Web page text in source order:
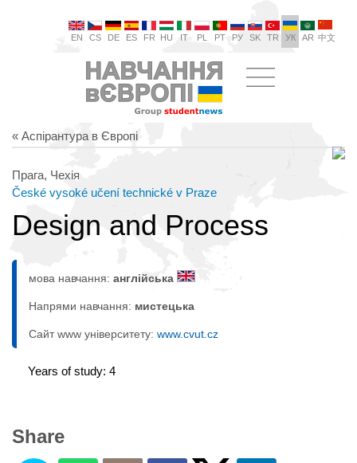
EN CS DE ES FR HU IT PL PT РУ SK TR УК AR 中文
« Аспірантура в Європі
Прага, Чехія
České vysoké učení technické v Praze
Design and Process
мова навчання: англійська
Напрями навчання: мистецькa
Сайт www університету: www.cvut.cz
Years of study: 4
Share